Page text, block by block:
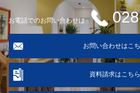
お電話でのお問い合わせは
お問い合わせはこ
資料請求はこちら